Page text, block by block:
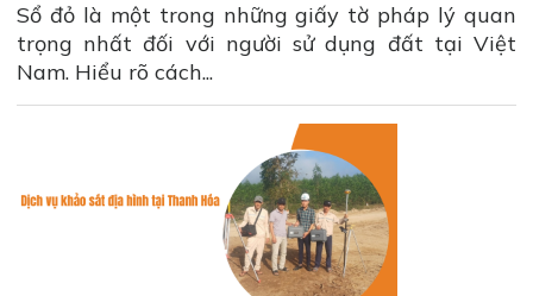
Sổ đỏ là một trong những giấy tờ pháp lý quan
trọng nhất đối với người sử dụng đất tại Việt
Nam. Hiểu rõ cách...